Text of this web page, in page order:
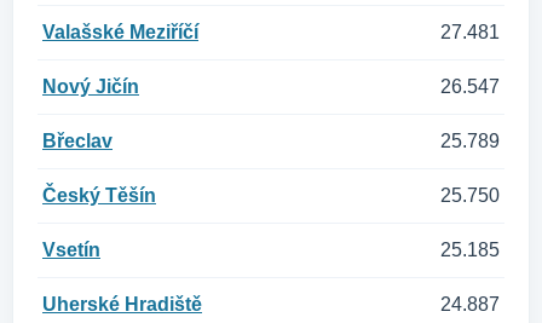
Valašské Meziříčí 27.481
Nový Jičín 26.547
Břeclav 25.789
Český Těšín 25.750
Vsetín 25.185
Uherské Hradiště 24.887